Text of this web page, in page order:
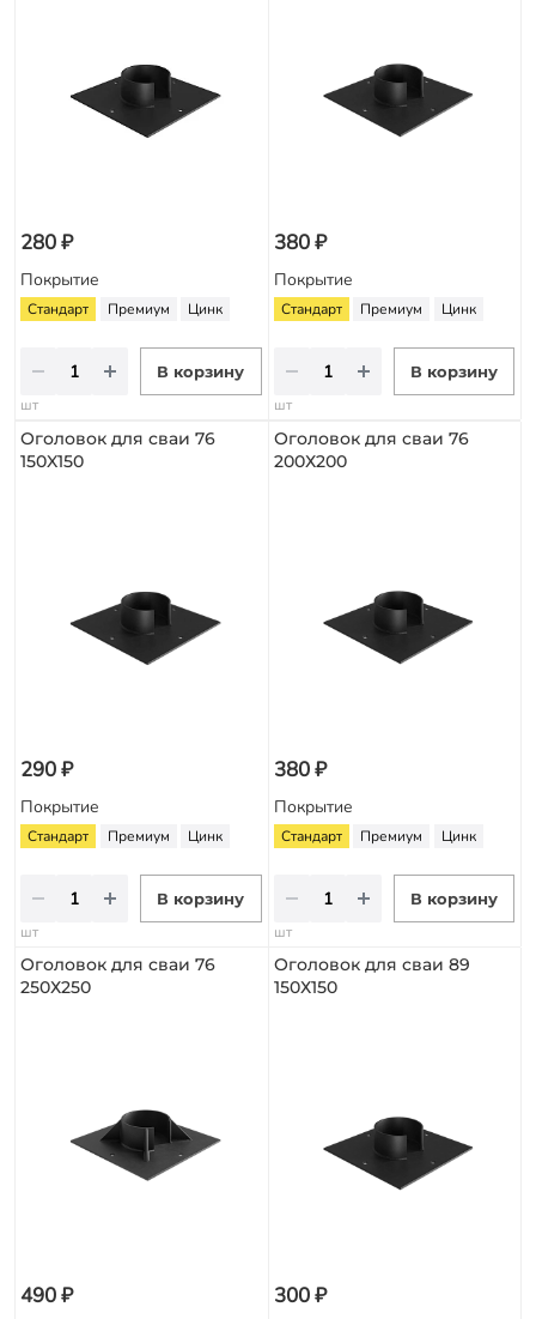
280 ₽
Покрытие
Стандарт Премиум Цинк
В корзину
шт
380 ₽
Покрытие
Стандарт Премиум Цинк
В корзину
шт
Оголовок для сваи 76
150X150
290 ₽
Покрытие
Стандарт Премиум Цинк
В корзину
шт
Оголовок для сваи 76
200Х200
380 ₽
Покрытие
Стандарт Премиум Цинк
В корзину
шт
Оголовок для сваи 76
250Х250
490 ₽
Оголовок для сваи 89
150Х150
300 ₽